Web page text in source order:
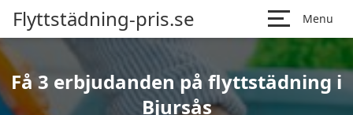
Flyttstädning-pris.se Menu
Få 3 erbjudanden på flyttstädning i
Bjursås